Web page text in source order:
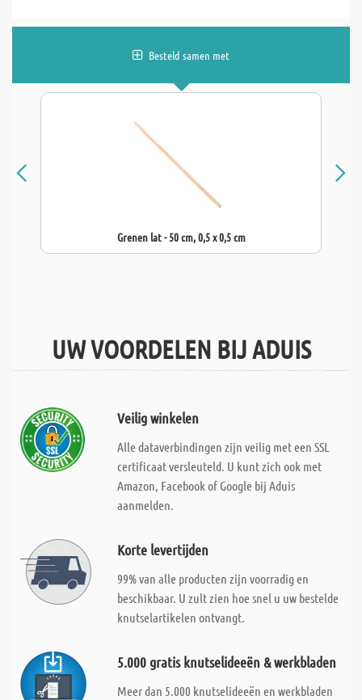
Besteld samen met
Grenen lat - 50 cm, 0,5 x 0,5 cm
UW VOORDELEN BIJ ADUIS
Veilig winkelen
Alle dataverbindingen zijn veilig met een SSL
certificaat versleuteld. U kunt zich ook met
Amazon, Facebook of Google bij Aduis
aanmelden.
Korte levertijden
99% van alle producten zijn voorradig en
beschikbaar. U zult zien hoe snel u uw bestelde
knutselartikelen ontvangt.
5.000 gratis knutselideeën & werkbladen
Meer dan 5.000 knutselideeën en werkbladen